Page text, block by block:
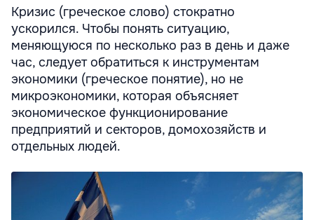
Кризис (греческое слово) стократно
ускорился. Чтобы понять ситуацию,
меняющуюся по несколько раз в день и даже
час, следует обратиться к инструментам
экономики (греческое понятие), но не
микроэкономики, которая объясняет
экономическое функционирование
предприятий и секторов, домохозяйств и
отдельных людей.